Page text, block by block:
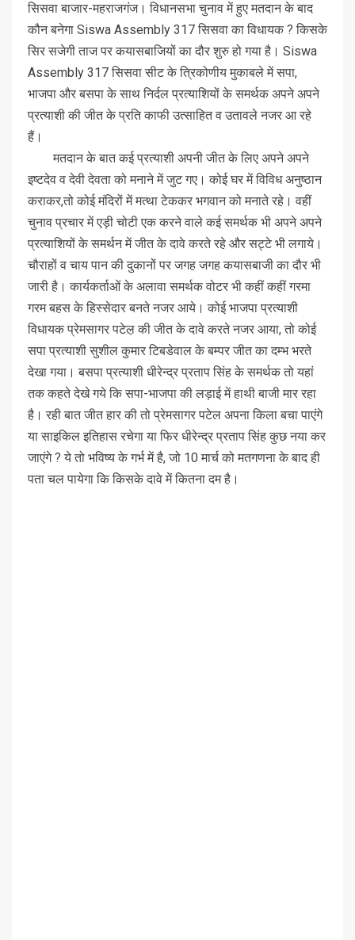
सिसवा बाजार-महराजगंज। विधानसभा चुनाव में हुए मतदान के बाद
कौन बनेगा Siswa Assembly 317 सिसवा का विधायक ? किसके
सिर सजेगी ताज पर कयासबाजियों का दौर शुरु हो गया है। Siswa
Assembly 317 सिसवा सीट के त्रिकोणीय मुकाबले में सपा,
भाजपा और बसपा के साथ निर्दल प्रत्याशियों के समर्थक अपने अपने
प्रत्याशी की जीत के प्रति काफी उत्साहित व उतावले नजर आ रहे
हैं।
मतदान के बात कई प्रत्याशी अपनी जीत के लिए अपने अपने
इष्टदेव व देवी देवता को मनाने में जुट गए। कोई घर में विविध अनुष्ठान
कराकर,तो कोई मंदिरों में मत्था टेककर भगवान को मनाते रहे। वहीं
चुनाव प्रचार में एड़ी चोटी एक करने वाले कई समर्थक भी अपने अपने
प्रत्याशियों के समर्थन में जीत के दावे करते रहे और सट्टे भी लगाये।
चौराहों व चाय पान की दुकानों पर जगह जगह कयासबाजी का दौर भी
जारी है। कार्यकर्ताओं के अलावा समर्थक वोटर भी कहीं कहीं गरमा
गरम बहस के हिस्सेदार बनते नजर आये। कोई भाजपा प्रत्याशी
विधायक प्रेमसागर पटेल़ की जीत के दावे करते नजर आया, तो कोई
सपा प्रत्याशी सुशील कुमार टिबडेवाल के बम्पर जीत का दम्भ भरते
देखा गया। बसपा प्रत्याशी धीरेन्द्र प्रताप सिंह के समर्थक तो यहां
तक कहते देखे गये कि सपा-भाजपा की लड़ाई में हाथी बाजी मार रहा
है। रही बात जीत हार की तो प्रेमसागर पटेल अपना किला बचा पाएंगे
या साइकिल इतिहास रचेगा या फिर धीरेन्द्र प्रताप सिंह कुछ नया कर
जाएंगे ? ये तो भविष्य के गर्भ में है, जो 10 मार्च को मतगणना के बाद ही
पता चल पायेगा कि किसके दावे में कितना दम है।